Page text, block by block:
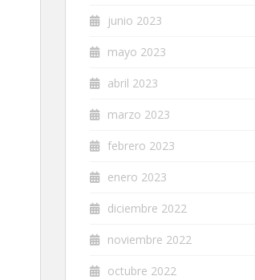
junio 2023
mayo 2023
abril 2023
marzo 2023
febrero 2023
enero 2023
diciembre 2022
noviembre 2022
octubre 2022